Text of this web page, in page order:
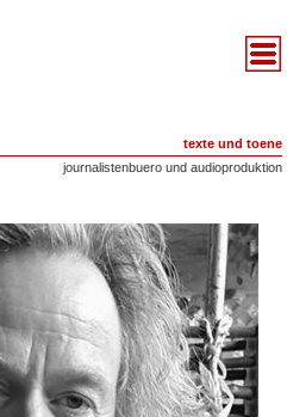
texte und toene
journalistenbuero und audioproduktion